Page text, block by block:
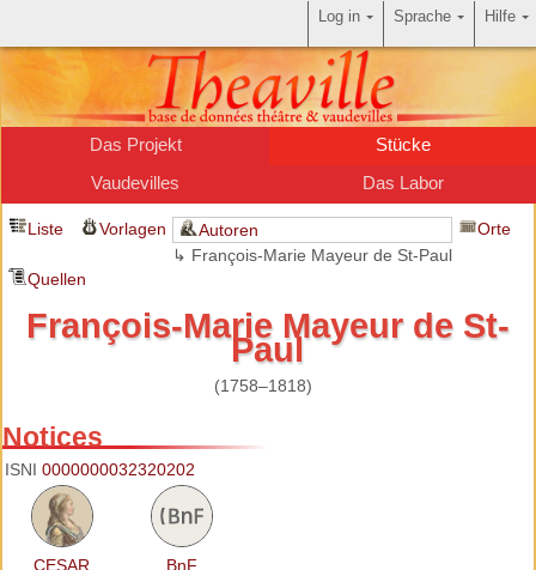
Das Projekt
Stücke
Vaudevilles
Das Labor
Liste Vorlagen
Autoren
↳ François-Marie Mayeur de St-Paul
Orte
Quellen
François-Marie Mayeur de St-
Paul
(1758–1818)
Notices
ISNI0000000032320202
CESAR BnF
Hilfe
Sprache
Log in